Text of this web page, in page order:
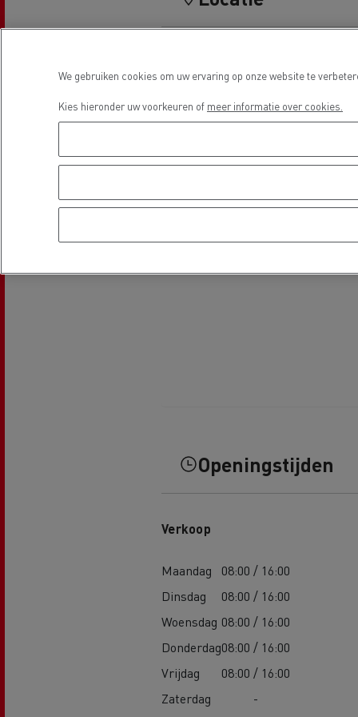
Guerlain
Openingstijden
Verkoop
Maandag
08:00 / 16:00
Dinsdag
08:00 / 16:00
Woensdag 08:00 / 16:00
Donderdag08:00 / 16:00
Vrijdag
08:00 / 16:00
Zaterdag
-
We gebruiken cookies om uw ervaring op onze website te
Kies hieronder uw voorkeuren of meer informatie over cookies.